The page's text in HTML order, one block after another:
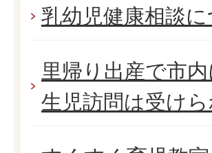
乳幼児健康相談
里帰り出産で市
生児訪問は受け